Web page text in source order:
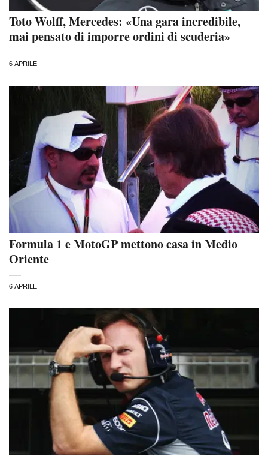
Toto Wolff, Mercedes: «Una gara incredibile,
mai pensato di imporre ordini di scuderia»
6 APRILE
Formula 1 e MotoGP mettono casa in Medio
Oriente
6 APRILE